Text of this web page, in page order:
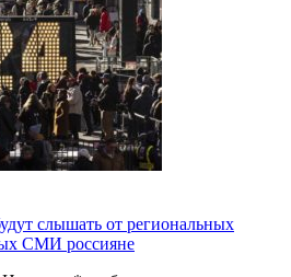
слышать от региональных
СМИ россияне